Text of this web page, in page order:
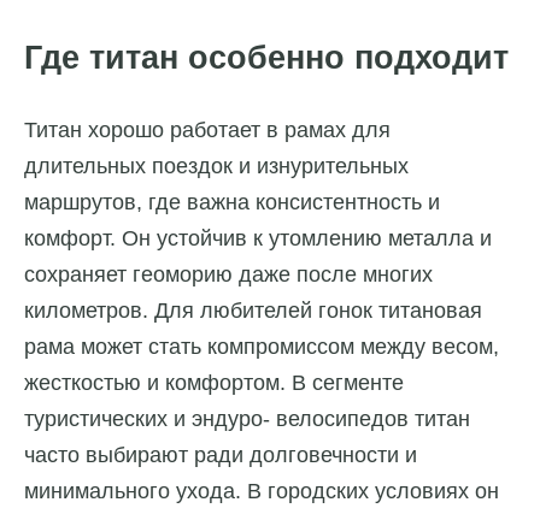
Где титан особенно подходит
Титан хорошо работает в рамах для
длительных поездок и изнурительных
маршрутов, где важна консистентность и
комфорт. Он устойчив к утомлению металла и
сохраняет геоморию даже после многих
километров. Для любителей гонок титановая
рама может стать компромиссом между весом,
жесткостью и комфортом. В сегменте
туристических и эндуро- велосипедов титан
часто выбирают ради долговечности и
минимального ухода. В городских условиях он